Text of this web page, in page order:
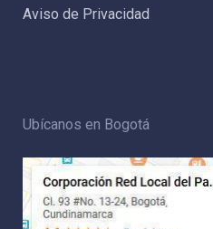
Aviso de Privacidad
Ubícanos en Bogotá